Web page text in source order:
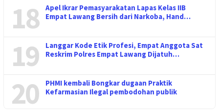
18
Apel Ikrar Pemasyarakatan Lapas Kelas IIB
Empat Lawang Bersih dari Narkoba, Hand…
19
Langgar Kode Etik Profesi, Empat Anggota Sat
Reskrim Polres Empat Lawang Dijatuh…
20
PHMI kembali Bongkar dugaan Praktik
Kefarmasian Ilegal pembodohan publik